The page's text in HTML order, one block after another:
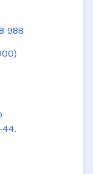
988
44.